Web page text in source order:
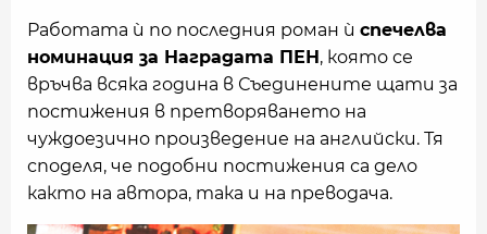
Работата ѝ по последния роман ѝ спечелва
номинация за Наградата ПЕН, която се
връчва всяка година в Съединените щати за
постижения в претворяването на
чуждоезично произведение на английски. Тя
споделя, че подобни постижения са дело
както на автора, така и на преводача.